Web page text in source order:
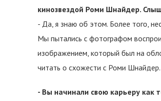
кинозвездой Роми Шнайдер.
- Да, я знаю об этом. Более того,
Мы пытались с фотографом
изображением, который был на
читать о схожести с Роми Шнайдер.
- Вы начинали свою карьеру как